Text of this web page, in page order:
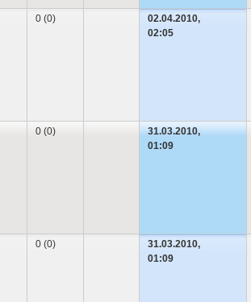
0 (0)
02.04.2010,
02:05
0 (0)
31.03.2010,
01:09
0 (0)
31.03.2010,
01:09